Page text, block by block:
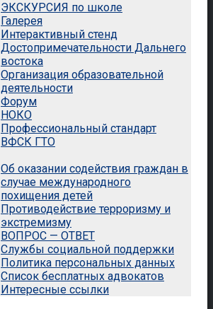
ЭКСКУРСИЯ по школе
Галерея
Интерактивный стенд
Достопримечательности Дальнего
востока
Организация образовательной
деятельности
Форум
НОКО
Профессиональный стандарт
ВФСК ГТО
Об оказании содействия граждан в
случае международного
похищения детей
Противодействие терроризму и
экстремизму
ВОПРОС — ОТВЕТ
Службы социальной поддержки
Политика персональных данных
Список бесплатных адвокатов
Интересные ссылки